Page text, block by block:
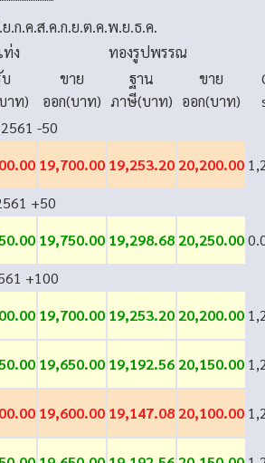
.ก.ค.ส.ค.ก.ย.ต.ค.พ.ย.ธ.ค.
ง
ทองรูปพรรณ
าท)
ขาย
ออก(บาท)
ฐาน
ภาษี(บาท)
ขาย
ออก(บาท)
-50
19,700.00 19,253.20 20,200.00
+50
19,750.00 19,298.68 20,250.00
+100
19,700.00 19,253.20 20,200.00
19,650.00 19,192.56 20,150.00
19,600.00 19,147.08 20,100.00